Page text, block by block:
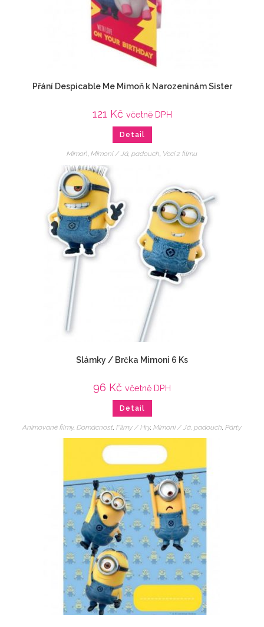
Přání Despicable Me Mimoň k Narozeninám Sister
121 Kč včetně DPH
Detail
Mimoň, Mimoni / Já, padouch, Veci z filmu
Slámky / Brčka Mimoni 6 Ks
96 Kč včetně DPH
Detail
Animované filmy, Domácnost, Filmy / Hry, Mimoni / Já, padouch, Párty